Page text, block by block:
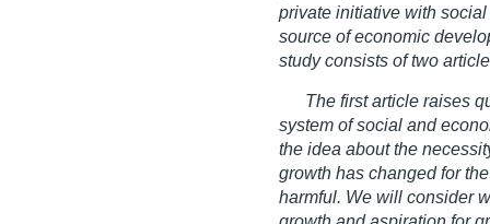
private initiative with
source of economic
study consists of two
The first article raises
system of social and
the idea about the
growth has changed for
harmful. We will consider